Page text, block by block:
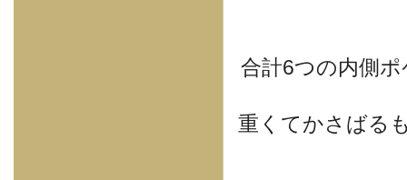
合計6つの内側
重くてかさばる